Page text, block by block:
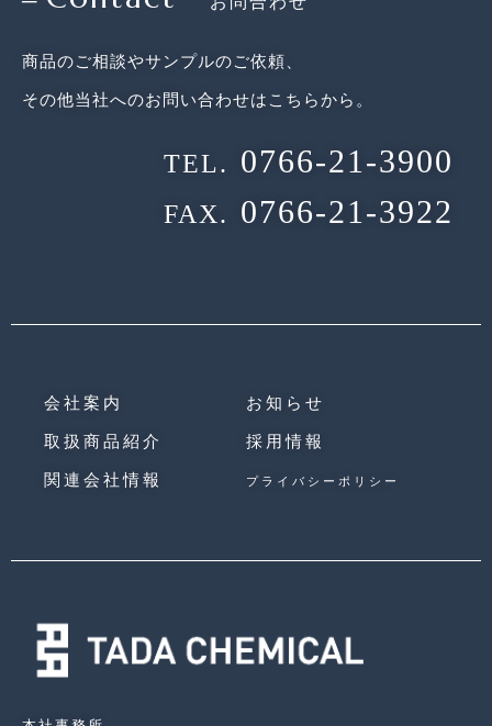
商品のご相談やサンプルのご依頼、
その他当社へのお問い合わせはこちらから。
TEL. 0766-21-3900
FAX. 0766-21-3922
会社案内
取扱商品紹介
関連会社情報
お知らせ
採用情報
プライバシーポリシー